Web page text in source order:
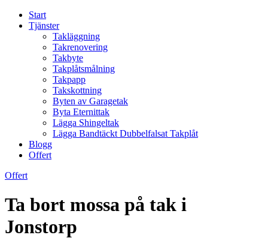
Start
Tjänster
Takläggning
Takrenovering
Takbyte
Takplåtsmålning
Takpapp
Takskottning
Byten av Garagetak
Byta Eternittak
Lägga Shingeltak
Lägga Bandtäckt Dubbelfalsat Takplåt
Blogg
Offert
Offert
Ta bort mossa på tak i
Jonstorp